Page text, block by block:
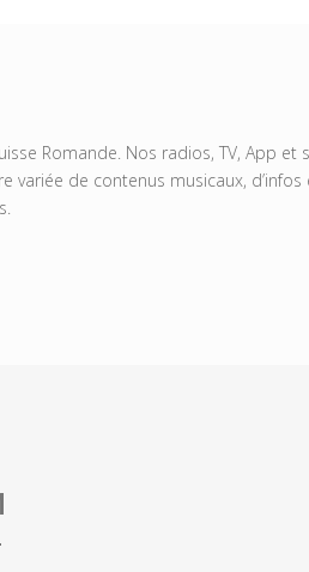
Romande. Nos radios, TV, App et
de contenus musicaux, d’infos